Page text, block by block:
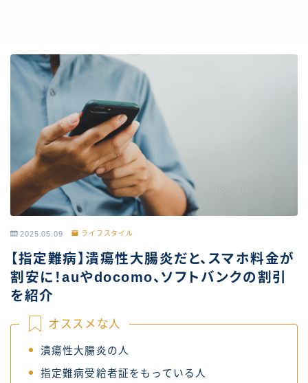
2025.05.09 ライフスタイル
【指定難病】潰瘍性大腸炎だと、スマホ料金が
割安に！auやdocomo、ソフトバンクの割引
を紹介
オススメな人
潰瘍性大腸炎の人
指定難病受給者証をもっている人